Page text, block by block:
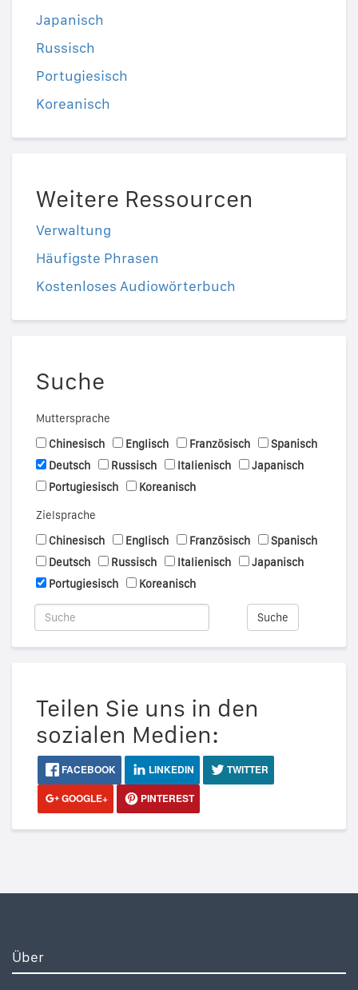
Japanisch
Russisch
Portugiesisch
Koreanisch
Weitere Ressourcen
Verwaltung
Häufigste Phrasen
Kostenloses Audiowörterbuch
Suche
Muttersprache
Chinesisch
Englisch Französisch
Spanisch
Deutsch
Russisch Italienisch
Japanisch
Portugiesisch
Koreanisch
Zielsprache
Chinesisch
Englisch Französisch
Spanisch
Deutsch
Russisch Italienisch
Japanisch
Portugiesisch
Koreanisch
Suche
Teilen Sie uns in den
sozialen Medien:
FACEBOOK LINKEDIN
TWITTER
GOOGLE+
PINTEREST
Über